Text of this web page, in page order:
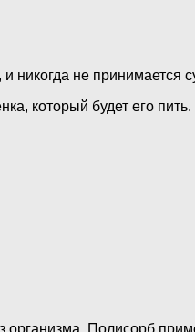
никогда не принимается
который будет его
Полисорб